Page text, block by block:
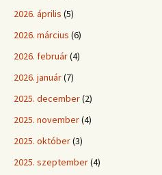
2026. április (5)
2026. március (6)
2026. február(4)
2026. január(7)
2025. december(2)
2025. november(4)
2025. október(3)
2025. szeptember(4)